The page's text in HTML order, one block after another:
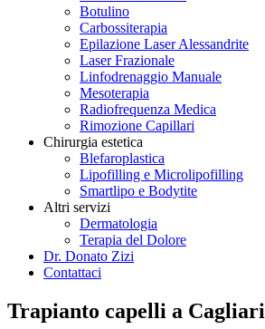
Botulino
Carbossiterapia
Epilazione Laser Alessandrite
Laser Frazionale
Linfodrenaggio Manuale
Mesoterapia
Radiofrequenza Medica
Rimozione Capillari
Chirurgia estetica
Blefaroplastica
Lipofilling e Microlipofilling
Smartlipo e Bodytite
Altri servizi
Dermatologia
Terapia del Dolore
Dr. Donato Zizi
Contattaci
Trapianto capelli a Cagliari